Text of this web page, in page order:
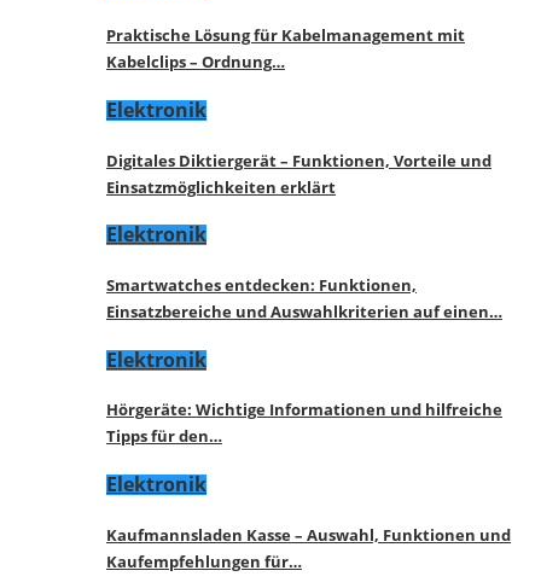
Praktische Lösung für Kabelmanagement mit
Kabelclips – Ordnung…
Elektronik
Digitales Diktiergerät – Funktionen, Vorteile und
Einsatzmöglichkeiten erklärt
Elektronik
Smartwatches entdecken: Funktionen,
Einsatzbereiche und Auswahlkriterien auf einen…
Elektronik
Hörgeräte: Wichtige Informationen und hilfreiche
Tipps für den…
Elektronik
Kaufmannsladen Kasse – Auswahl, Funktionen und
Kaufempfehlungen für…